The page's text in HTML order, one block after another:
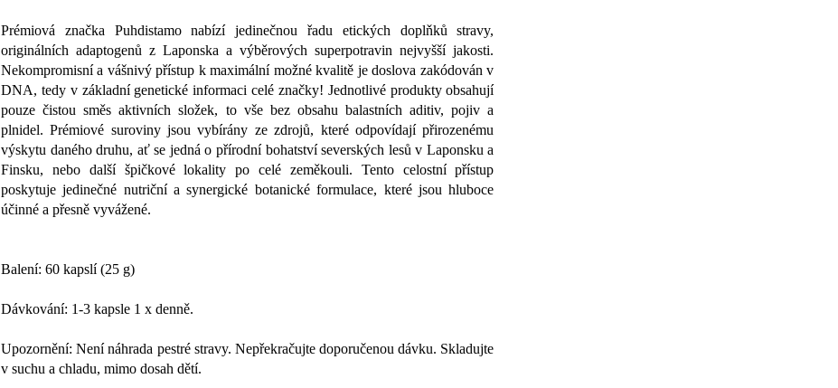
Prémiová značka Puhdistamo nabízí jedinečnou řadu etických doplňků stravy,
originálních adaptogenů z Laponska a výběrových superpotravin nejvyšší jakosti.
Nekompromisní a vášnivý přístup k maximální možné kvalitě je doslova zakódován v
DNA, tedy v základní genetické informaci celé značky! Jednotlivé produkty obsahují
pouze čistou směs aktivních složek, to vše bez obsahu balastních aditiv, pojiv a
plnidel. Prémiové suroviny jsou vybírány ze zdrojů, které odpovídají přirozenému
výskytu daného druhu, ať se jedná o přírodní bohatství severských lesů v Laponsku a
Finsku, nebo další špičkové lokality po celé zeměkouli. Tento celostní přístup
poskytuje jedinečné nutriční a synergické botanické formulace, které jsou hluboce
účinné a přesně vyvážené.
Balení: 60 kapslí (25 g)
Dávkování: 1-3 kapsle 1 x denně.
Upozornění: Není náhrada pestré stravy. Nepřekračujte doporučenou dávku. Skladujte
v suchu a chladu, mimo dosah dětí.